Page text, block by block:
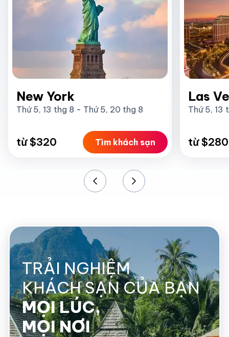
New York
Thứ 5, 13 thg 8 - Thứ 5, 20 thg 8
từ $320 Tìm khách sạn
Las
Thứ 5, 13
từ $280
TRẢI NGHIỆM
KHÁCH SẠN CỦA BẠN
MỌI LÚC,
MỌI NƠI